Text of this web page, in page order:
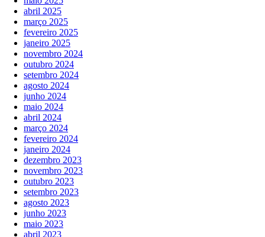
abril 2025
março 2025
fevereiro 2025
janeiro 2025
novembro 2024
outubro 2024
setembro 2024
agosto 2024
junho 2024
maio 2024
abril 2024
março 2024
fevereiro 2024
janeiro 2024
dezembro 2023
novembro 2023
outubro 2023
setembro 2023
agosto 2023
junho 2023
maio 2023
abril 2023